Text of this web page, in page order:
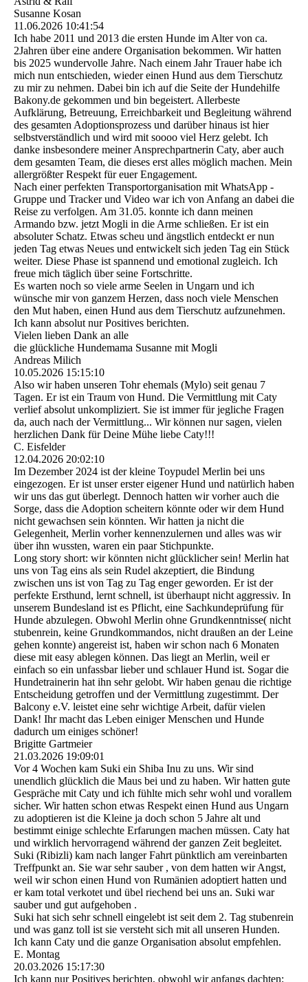
Susanne Kosan
11.06.2026 10:41:54
Ich habe 2011 und 2013 die ersten Hunde im Alter von ca.
2Jahren über eine andere Organisation bekommen. Wir hatten
bis 2025 wundervolle Jahre. Nach einem Jahr Trauer habe ich
mich nun entschieden, wieder einen Hund aus dem Tierschutz
zu mir zu nehmen. Dabei bin ich auf die Seite der Hundehilfe
Bakony.de gekommen und bin begeistert. Allerbeste
Aufklärung, Betreuung, Erreichbarkeit und Begleitung während
des gesamten Adoptionsprozess und darüber hinaus ist hier
selbstverständlich und wird mit soooo viel Herz gelebt. Ich
danke insbesondere meiner Ansprechpartnerin Caty, aber auch
dem gesamten Team, die dieses erst alles möglich machen. Mein
allergrößter Respekt für euer Engagement.
Nach einer perfekten Transportorganisation mit WhatsApp -
Gruppe und Tracker und Video war ich von Anfang an dabei die
Reise zu verfolgen. Am 31.05. konnte ich dann meinen
Armando bzw. jetzt Mogli in die Arme schließen. Er ist ein
absoluter Schatz. Etwas scheu und ängstlich entdeckt er nun
jeden Tag etwas Neues und entwickelt sich jeden Tag ein Stück
weiter. Diese Phase ist spannend und emotional zugleich. Ich
freue mich täglich über seine Fortschritte.
Es warten noch so viele arme Seelen in Ungarn und ich
wünsche mir von ganzem Herzen, dass noch viele Menschen
den Mut haben, einen Hund aus dem Tierschutz aufzunehmen.
Ich kann absolut nur Positives berichten.
Vielen lieben Dank an alle
die glückliche Hundemama Susanne mit Mogli
Andreas Milich
10.05.2026 15:15:10
Also wir haben unseren Tohr ehemals (Mylo) seit genau 7
Tagen. Er ist ein Traum von Hund. Die Vermittlung mit Caty
verlief absolut unkompliziert. Sie ist immer für jegliche Fragen
da, auch nach der Vermittlung... Wir können nur sagen, vielen
herzlichen Dank für Deine Mühe liebe Caty!!!
C. Eisfelder
12.04.2026 20:02:10
Im Dezember 2024 ist der kleine Toypudel Merlin bei uns
eingezogen. Er ist unser erster eigener Hund und natürlich haben
wir uns das gut überlegt. Dennoch hatten wir vorher auch die
Sorge, dass die Adoption scheitern könnte oder wir dem Hund
nicht gewachsen sein könnten. Wir hatten ja nicht die
Gelegenheit, Merlin vorher kennenzulernen und alles was wir
über ihn wussten, waren ein paar Stichpunkte.
Long story short: wir könnten nicht glücklicher sein! Merlin hat
uns von Tag eins als sein Rudel akzeptiert, die Bindung
zwischen uns ist von Tag zu Tag enger geworden. Er ist der
perfekte Ersthund, lernt schnell, ist überhaupt nicht aggressiv. In
unserem Bundesland ist es Pflicht, eine Sachkundeprüfung für
Hunde abzulegen. Obwohl Merlin ohne Grundkenntnisse( nicht
stubenrein, keine Grundkommandos, nicht draußen an der Leine
gehen konnte) angereist ist, haben wir schon nach 6 Monaten
diese mit easy ablegen können. Das liegt an Merlin, weil er
einfach so ein unfassbar lieber und schlauer Hund ist. Sogar die
Hundetrainerin hat ihn sehr gelobt. Wir haben genau die richtige
Entscheidung getroffen und der Vermittlung zugestimmt. Der
Balcony e.V. leistet eine sehr wichtige Arbeit, dafür vielen
Dank! Ihr macht das Leben einiger Menschen und Hunde
dadurch um einiges schöner!
Brigitte Gartmeier
21.03.2026 19:09:01
Vor 4 Wochen kam Suki ein Shiba Inu zu uns. Wir sind
unendlich glücklich die Maus bei und zu haben. Wir hatten gute
Gespräche mit Caty und ich fühlte mich sehr wohl und vorallem
sicher. Wir hatten schon etwas Respekt einen Hund aus Ungarn
zu adoptieren ist die Kleine ja doch schon 5 Jahre alt und
bestimmt einige schlechte Erfarungen machen müssen. Caty hat
und wirklich hervorragend während der ganzen Zeit begleitet.
Suki (Ribizli) kam nach langer Fahrt pünktlich am vereinbarten
Treffpunkt an. Sie war sehr sauber , von dem hatten wir Angst,
weil wir schon einen Hund von Rumänien adoptiert hatten und
er kam total verkotet und übel riechend bei uns an. Suki war
sauber und gut aufgehoben .
Suki hat sich sehr schnell eingelebt ist seit dem 2. Tag stubenrein
und was ganz toll ist sie versteht sich mit all unseren Hunden.
Ich kann Caty und die ganze Organisation absolut empfehlen.
E. Montag
20.03.2026 15:17:30
Ich kann nur Positives berichten, obwohl wir anfangs dachten: